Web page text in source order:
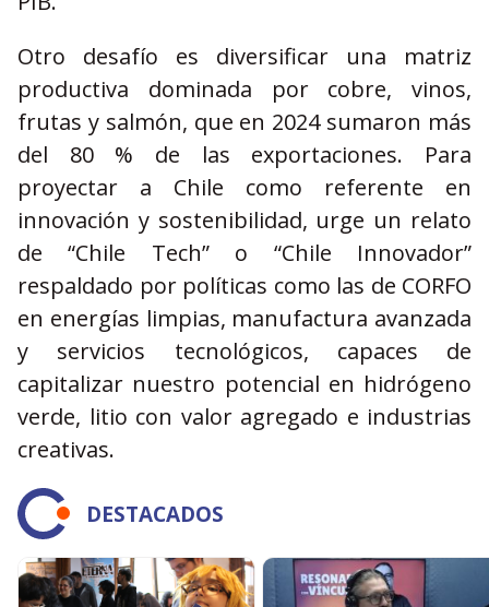
Otro desafío es diversificar una matriz
productiva dominada por cobre, vinos,
frutas y salmón, que en 2024 sumaron más
del 80 % de las exportaciones. Para
proyectar a Chile como referente en
innovación y sostenibilidad, urge un relato
de “Chile Tech” o “Chile Innovador”
respaldado por políticas como las de CORFO
en energías limpias, manufactura avanzada
y servicios tecnológicos, capaces de
capitalizar nuestro potencial en hidrógeno
verde, litio con valor agregado e industrias
creativas.
DESTACADOS